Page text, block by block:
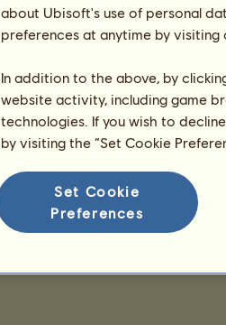
about Ubisoft's use of personal
preferences at anytime by
In addition to the above, by
website activity, including game
technologies. If you wish to
by visiting the “Set Cookie
Set Cookie
Preferences